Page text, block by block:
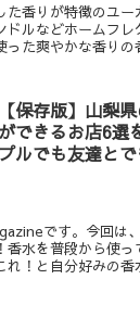
た香りが特徴のユ
ドルなどホームフ
った爽やかな香り
【保存版】山梨
ができるお店6選
プルでも友達とで
です。今回は
香水を普段から使
！と自分好みの香